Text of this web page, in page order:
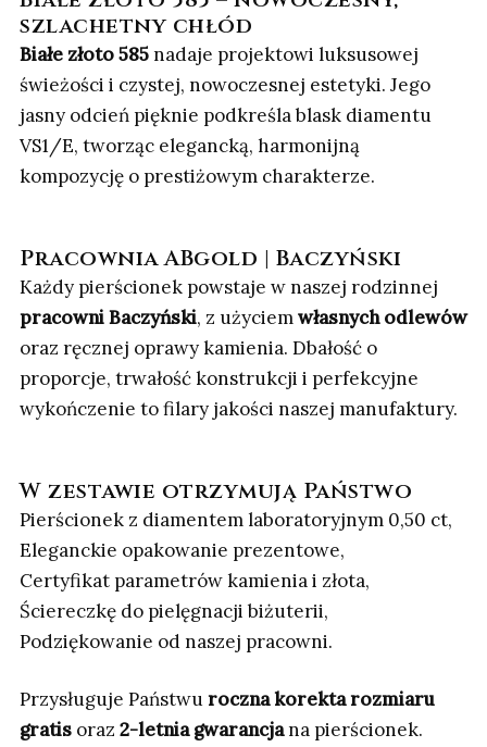
szlachetny chłód
Białe złoto 585nadaje projektowi luksusowej
świeżości i czystej, nowoczesnej estetyki. Jego
jasny odcień pięknie podkreśla blask diamentu
VS1/E, tworząc elegancką, harmonijną
kompozycję o prestiżowym charakterze.
Pracownia ABgold | Baczyński
Każdy pierścionek powstaje w naszej rodzinnej
pracowni Baczyński, z użyciemwłasnych odlewów
oraz ręcznej oprawy kamienia. Dbałość o
proporcje, trwałość konstrukcji i perfekcyjne
wykończenie to filary jakości naszej manufaktury.
W zestawie otrzymują Państwo
Pierścionek z diamentem laboratoryjnym 0,50 ct,
Eleganckie opakowanie prezentowe,
Certyfikat parametrów kamienia i złota,
Ściereczkę do pielęgnacji biżuterii,
Podziękowanie od naszej pracowni.
Przysługuje Państwuroczna korekta rozmiaru
gratis oraz 2-letnia gwarancjana pierścionek.